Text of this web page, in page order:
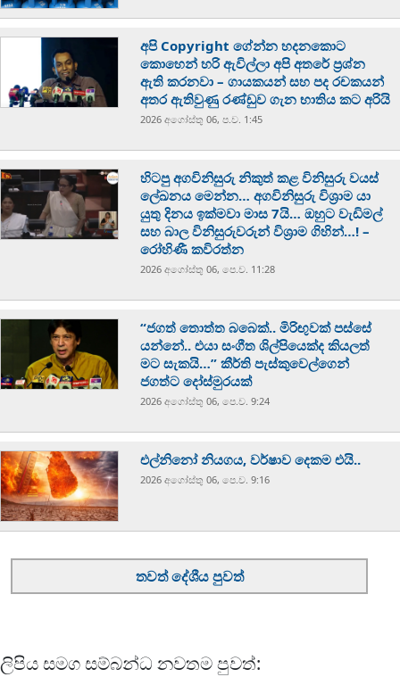
අපි Copyright ගේන්න හදනකොට
කොහෙන් හරි ඇවිල්ලා අපි අතරේ ප්‍රශ්න
ඇති කරනවා – ගායකයන් සහ පද රචකයන්
අතර ඇතිවුණු රණ්ඩුව ගැන භාතිය කට අරියි
2026 අගෝස්‍තු 06, ප.ව. 1:45
හිටපු අගවිනිසුරු නිකුත් කළ විනිසුරු වයස්
ලේඛනය මෙන්න… අගවිනිසුරු විශ්‍රාම යා
යුතු දිනය ඉක්මවා මාස 7යි… ඔහුට වැඩිමල්
සහ බාල විනිසුරුවරුන් විශ්‍රාම ගිහින්…! –
රෝහිණී කවිරත්න
2026 අගෝස්‍තු 06, පෙ.ව. 11:28
“ජගත් තොත්ත බබෙක්.. මිරිඟුවක් පස්සේ
යන්නේ.. එයා සංගීත ශිල්පියෙක්ද කියලත්
මට සැකයි…” කීර්ති පැස්කුවෙල්ගෙන්
ජගත්ට දෝස්මුරයක්
2026 අගෝස්‍තු 06, පෙ.ව. 9:24
එල්නිනෝ නියගය, වර්ෂාව දෙකම එයි..
2026 අගෝස්‍තු 06, පෙ.ව. 9:16
තවත් දේශීය පුවත්
ලිපිය සමග සම්බන්ධ නවතම පුවත්: